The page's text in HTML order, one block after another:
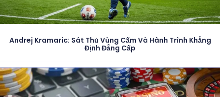
Andrej Kramaric: Sát Thủ Vùng Cấm Và Hành Trình Khẳng
Định Đẳng Cấp